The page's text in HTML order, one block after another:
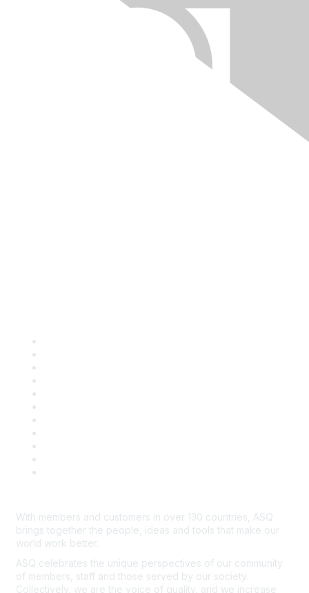
With members and customers in over 130 countries, ASQ
brings together the people, ideas and tools that make our
world work better.
ASQ celebrates the unique perspectives of our community
of members, staff and those served by our society.
Collectively, we are the voice of quality, and we increase